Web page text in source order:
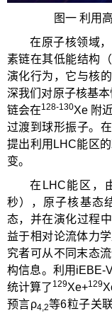
图一 利用
在原子核领域
素链在其低能结构
演化行为，它与核
深我们对原子核基
链会在128-130Xe 附
过渡到球形振子。
提出利用LHC能区
变。
在LHC能区，
秒），原子核基态
态，并在演化过程
益于相对论流体力
究者可从不同末态
构信息。利用iEBE-
统计算了 129Xe+129
预言ρ4,2等6粒子关